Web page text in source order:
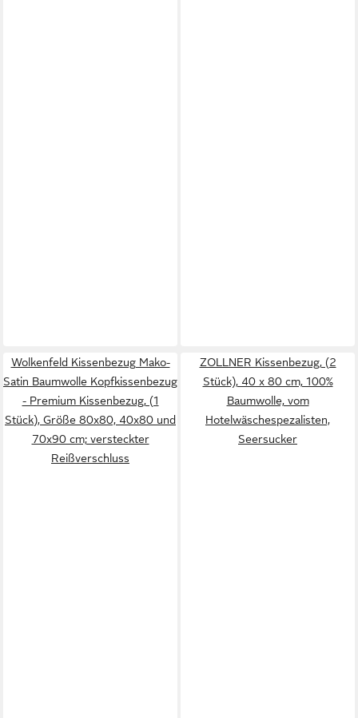
Wolkenfeld Kissenbezug Mako-
Satin Baumwolle Kopfkissenbezug
- Premium Kissenbezug, (1
Stück), Größe 80x80, 40x80 und
70x90 cm; versteckter
Reißverschluss
ZOLLNER Kissenbezug, (2
Stück), 40 x 80 cm, 100%
Baumwolle, vom
Hotelwäschespezalisten,
Seersucker